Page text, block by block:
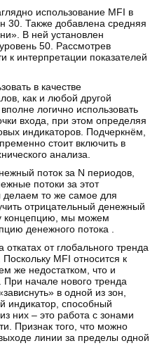
использование MFI в
30. Также добавлена средняя
В ней установлен
50. Рассмотрев
к интерпретации показателей
в качестве
как и любой другой
логично использовать
входа, при этом определяя
индикаторов. Подчеркнём,
стоит включить в
анализа.
поток за N периодов,
потоки за этот
то же самое для
отрицательный денежный
концепцию, мы можем
денежного потока .
от глобального тренда
MFI относится к
же недостатком, что и
При начале нового тренда
в одной из зон,
индикатор, способный
них – это работа с зонами
Признак того, что можно
линии за пределы одной